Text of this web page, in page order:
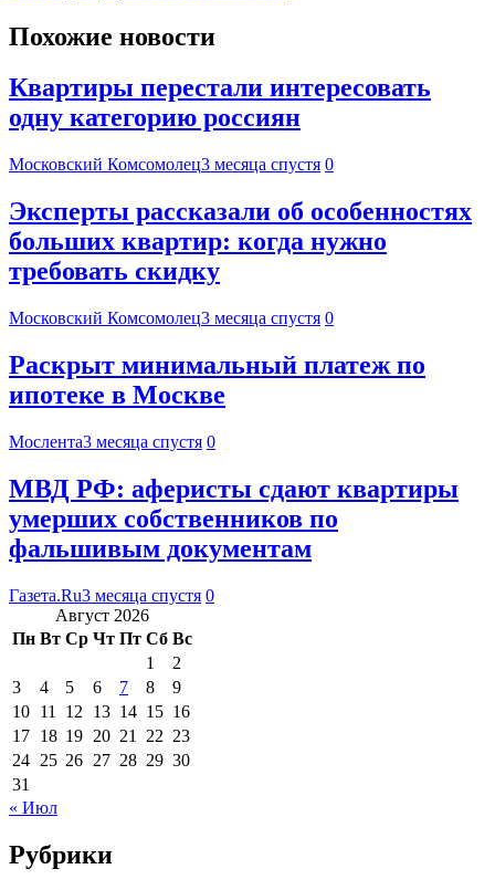
Похожие новости
Квартиры перестали интересовать
одну категорию россиян
Московский Комсомолец3 месяца спустя 0
Эксперты рассказали об особенностях
больших квартир: когда нужно
требовать скидку
Московский Комсомолец3 месяца спустя 0
Раскрыт минимальный платеж по
ипотеке в Москве
Мослента3 месяца спустя 0
МВД РФ: аферисты сдают квартиры
умерших собственников по
фальшивым документам
Газета.Ru3 месяца спустя 0
Август 2026
Пн Вт Ср Чт Пт Сб Вс
1
2
3
4 5 6 7 8
9
10 11 12 13 14 15 16
17 18 19 20 21 22 23
24 25 26 27 28 29 30
31
« Июл
Рубрики